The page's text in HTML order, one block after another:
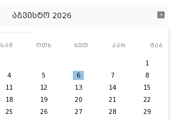
აგვისტო 2026
სამ ოთხ ხუთ პარ შაბ
1
4 5 6 7
8
11 12 13 14
15
18 19 20 21
22
25 26 27 28
29